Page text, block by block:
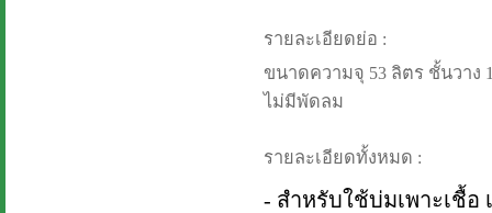
รายละเอียดย่อ :
ขนาดความจุ 53 ลิตร ชั้นวาง
ไม่มีพัดลม
รายละเอียดทั้งหมด :
- สำหรับใช้บ่มเพาะเชื้อ